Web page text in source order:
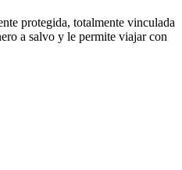
protegida, totalmente vinculada
a salvo y le permite viajar con